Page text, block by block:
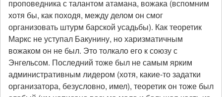
проповедника с талантом атамана, вожака (вспомним
хотя бы, как походя, между делом он смог
организовать штурм барской усадьбы). Как теоретик
Маркс не уступал Бакунину, но харизматичным
вожаком он не был. Это толкало его к союзу с
Энгельсом. Последний тоже был не самым ярким
административным лидером (хотя, какие-то задатки
организатора, безусловно, имел), теоретик он тоже был